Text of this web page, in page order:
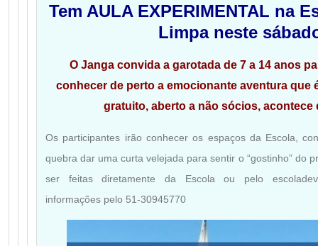
Tem AULA EXPERIMENTAL na
Limpa neste
O Janga convida a garotada de 7 a 14 anos
conhecer de perto a emocionante aventura que
gratuito, aberto a não sócios, acontece
Os participantes irão conhecer os espaços da Escola,
quebra dar uma curta velejada para sentir o “gostinho” do
ser feitas diretamente da Escola ou pelo
informações pelo 51-30945770